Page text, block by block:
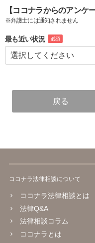
【ココナラからのアンケー
※弁護士には通知されません
最も近い状況 必須
ココナラ法律相談について
ココナラ法律相談とは
法律Q&A
法律相談コラム
ココナラとは